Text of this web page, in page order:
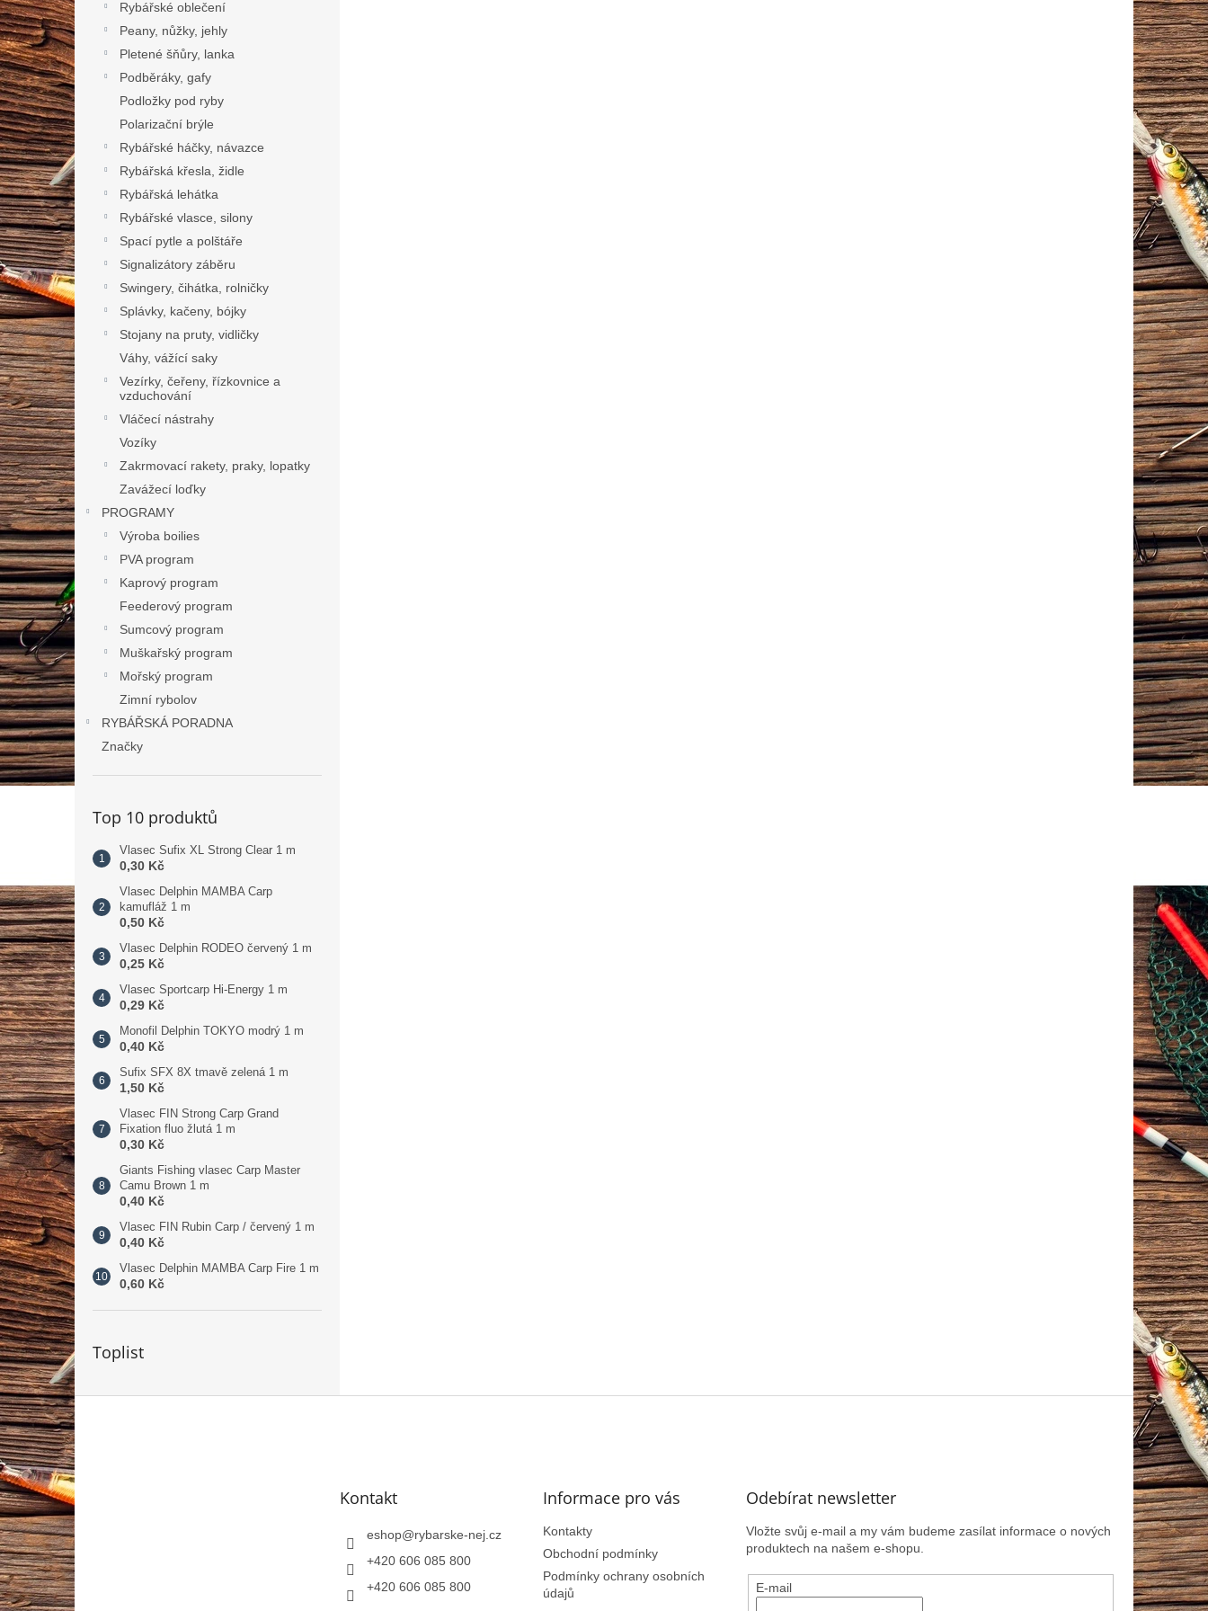
Rybářské oblečení
Peany, nůžky, jehly
Pletené šňůry, lanka
Podběráky, gafy
Podložky pod ryby
Polarizační brýle
Rybářské háčky, návazce
Rybářská křesla, židle
Rybářská lehátka
Rybářské vlasce, silony
Spací pytle a polštáře
Signalizátory záběru
Swingery, čihátka, rolničky
Splávky, kačeny, bójky
Stojany na pruty, vidličky
Váhy, vážící saky
Vezírky, čeřeny, řízkovnice a
vzduchování
Vláčecí nástrahy
Vozíky
Zakrmovací rakety, praky, lopatky
Zavážecí loďky
PROGRAMY
Výroba boilies
PVA program
Kaprový program
Feederový program
Sumcový program
Muškařský program
Mořský program
Zimní rybolov
RYBÁŘSKÁ PORADNA
Značky
Top 10 produktů
Vlasec Sufix XL Strong Clear 1 m
0,30 Kč
Vlasec Delphin MAMBA Carp
kamufláž 1 m
0,50 Kč
Vlasec Delphin RODEO červený 1 m
0,25 Kč
Vlasec Sportcarp Hi-Energy 1 m
0,29 Kč
Monofil Delphin TOKYO modrý 1 m
0,40 Kč
Sufix SFX 8X tmavě zelená 1 m
1,50 Kč
Vlasec FIN Strong Carp Grand
Fixation fluo žlutá 1 m
0,30 Kč
Giants Fishing vlasec Carp Master
Camu Brown 1 m
0,40 Kč
Vlasec FIN Rubin Carp / červený 1 m
0,40 Kč
Vlasec Delphin MAMBA Carp Fire 1 m
0,60 Kč
Toplist
Z
á
p
a
t
í
Kontakt
eshop@rybarske-nej.cz
+420 606 085 800
+420 606 085 800
Informace pro vás
Kontakty
Obchodní podmínky
Podmínky ochrany osobních
údajů
Odebírat newsletter
Vložte svůj e-mail a my vám budeme zasílat informace o nových
produktech na našem e-shopu.
E-mail